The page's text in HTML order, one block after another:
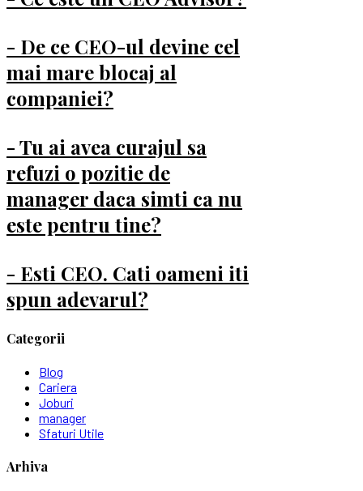
- De ce CEO-ul devine cel
mai mare blocaj al
companiei?
- Tu ai avea curajul sa
refuzi o pozitie de
manager daca simti ca nu
este pentru tine?
- Esti CEO. Cati oameni iti
spun adevarul?
Categorii
Blog
Cariera
Joburi
manager
Sfaturi Utile
Arhiva